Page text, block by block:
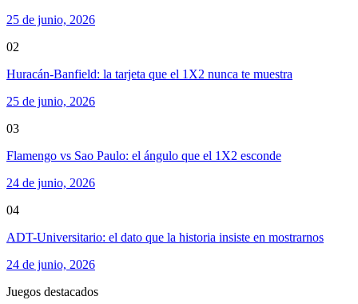
25 de junio, 2026
02
Huracán-Banfield: la tarjeta que el 1X2 nunca te muestra
25 de junio, 2026
03
Flamengo vs Sao Paulo: el ángulo que el 1X2 esconde
24 de junio, 2026
04
ADT-Universitario: el dato que la historia insiste en mostrarnos
24 de junio, 2026
Juegos destacados